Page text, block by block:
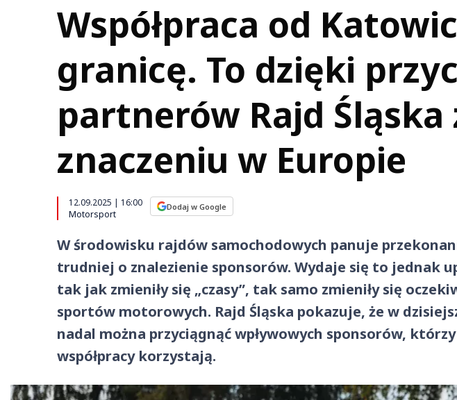
Współpraca od
granicę. To dzięki
partnerów Rajd Śląska
znaczeniu w Europie
12.09.2025 | 16:00
Motorsport
Dodaj w Google
W środowisku rajdów samochodowych panuje
trudniej o znalezienie sponsorów. Wydaje się to jednak
tak jak zmieniły się „czasy”, tak samo zmieniły się
sportów motorowych. Rajd Śląska pokazuje, że w
nadal można przyciągnąć wpływowych sponsorów,
współpracy korzystają.